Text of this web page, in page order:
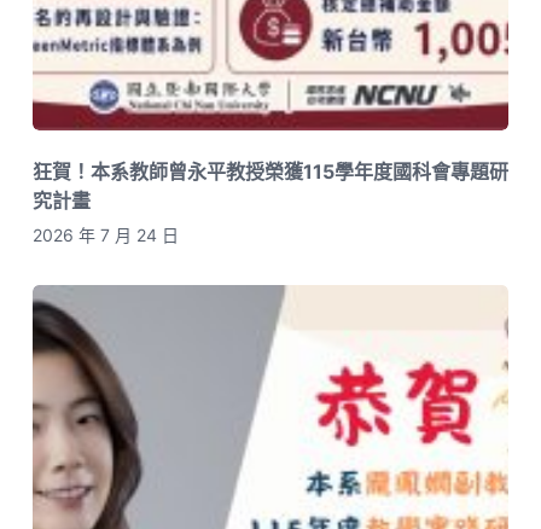
狂賀！本系教師曾永平教授榮獲115學年度國科會專題研
究計畫
2026 年 7 月 24 日